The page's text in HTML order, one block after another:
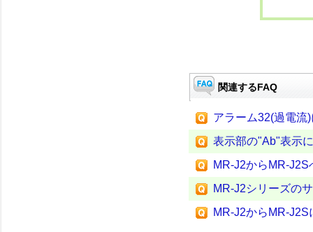
関連するFAQ
アラーム32(過電流
表示部の"Ab"表示
MR-J2からMR-
MR-J2シリーズの
MR-J2からMR-